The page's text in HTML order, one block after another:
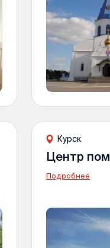
Курск
Центр
Подробнее